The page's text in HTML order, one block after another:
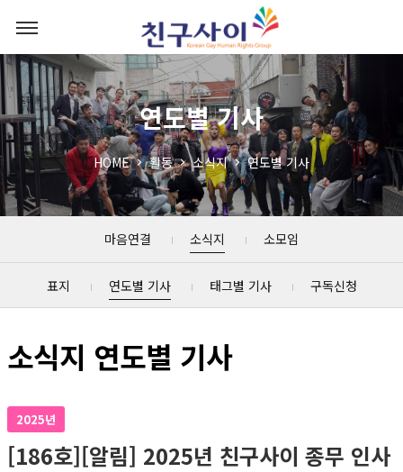
연도별 기사
HOME 활동 소식지 연도별 기사
마음연결 소식지 소모임
표지 연도별 기사 태그별 기사 구독신청
소식지 연도별 기사
2025년
[186호][알림] 2025년 친구사이 종무 인사